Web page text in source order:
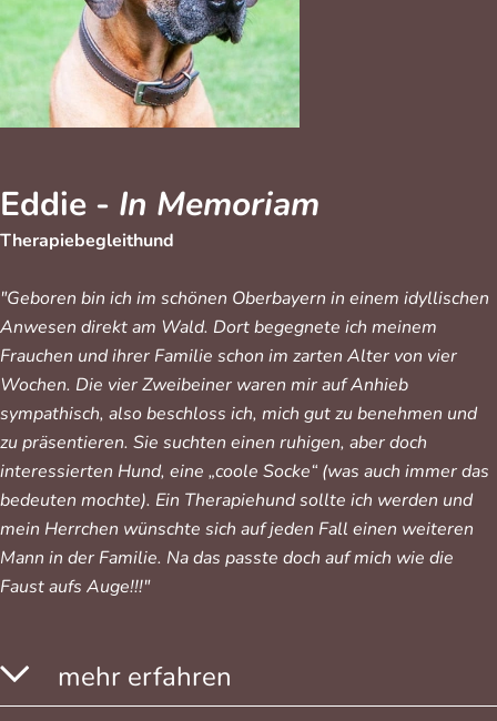
Eddie - In Memoriam
Therapiebegleithund
"Geboren bin ich im schönen Oberbayern in einem idyllischen
Anwesen direkt am Wald. Dort begegnete ich meinem
Frauchen und ihrer Familie schon im zarten Alter von vier
Wochen. Die vier Zweibeiner waren mir auf Anhieb
sympathisch, also beschloss ich, mich gut zu benehmen und
zu präsentieren. Sie suchten einen ruhigen, aber doch
interessierten Hund, eine „coole Socke“ (was auch immer das
bedeuten mochte). Ein Therapiehund sollte ich werden und
mein Herrchen wünschte sich auf jeden Fall einen weiteren
Mann in der Familie. Na das passte doch auf mich wie die
Faust aufs Auge!!!"
mehr erfahren